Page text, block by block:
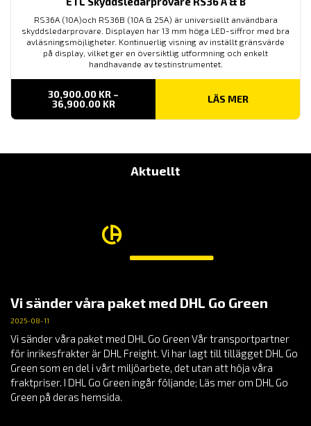
RS36A (10A)och RS36B (10A & 25A) är universiellt användbara
skyddsledarprovare. Displayen har 13 mm höga LED-siffror med bra
avläsningsmöjligheter. Kontinuerlig visning av inställt gränsvärde
på display, vilket ger en översiktlig utformning och enkelt
handhavande av testinstrumentet.
30,900.00 KR –
36,900.00 KRPRISINTERVALL:
TILL
LÄS MER
Aktuellt
Vi sänder våra paket med DHL Go Green
2025-08-11
Vi sänder våra paket med DHL Go Green Vår transportpartner
för inrikesfrakter är DHL Freight. Vi har lagt till tillägget DHL Go
Green som en del i vårt miljöarbete, det utan att höja våra
fraktpriser. I DHL Go Green ingår följande; Läs mer om DHL Go
Green på deras hemsida.